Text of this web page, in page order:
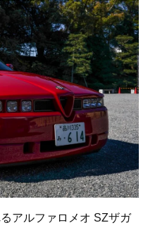
アルファロメオ SZザガ